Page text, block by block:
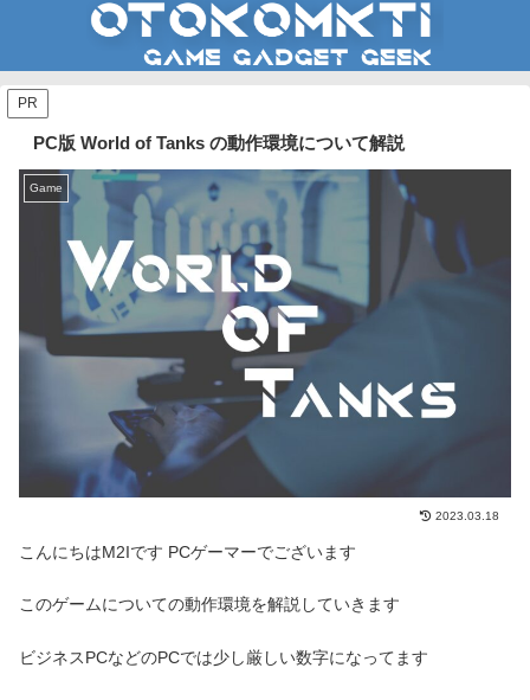
PR
PC版 World of Tanks の動作環境について解説
Game
2023.03.18
こんにちはM2Iです PCゲーマーでございます
このゲームについての動作環境を解説していきます
ビジネスPCなどのPCでは少し厳しい数字になってます